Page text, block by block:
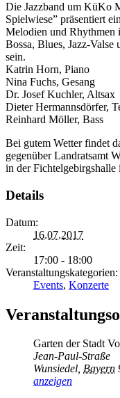
Die Jazzband um KüKo
Spielwiese” präsentiert
Melodien und Rhythmen
Bossa, Blues, Jazz-
sein.
Katrin Horn, Piano
Nina Fuchs, Gesang
Dr. Josef Kuchler, Altsax
Dieter Hermannsdörfer,
Reinhard Möller, Bass
Bei gutem Wetter findet
gegenüber Landratsamt
in der Fichtelgebirgshalle
Details
Datum:
16.07.2017
Zeit:
17:00 - 18:00
Veranstaltungskategorien:
Events, Konzerte
Garten der Stadt
Jean-Paul-Straße
Wunsiedel, Bayern
anzeigen